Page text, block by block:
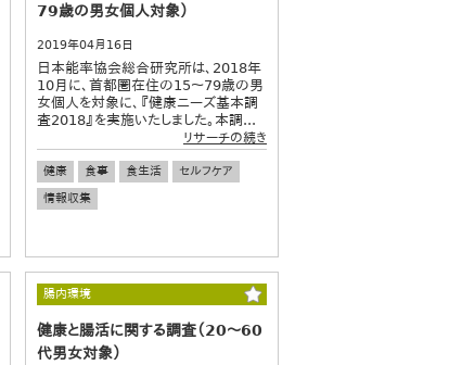
79歳の男女個人対象）
2019年04月16日
日本能率協会総合研究所は、2018年
10月に、首都圏在住の15～79歳の男
女個人を対象に、『健康ニーズ基本調
査2018』を実施いたしました。本調...
リサーチの続き
健康 食事 食生活
セルフケア
情報収集
腸内環境
健康と腸活に関する調査（20～60
代男女対象）